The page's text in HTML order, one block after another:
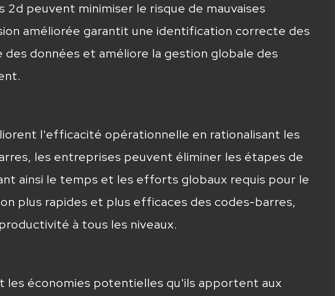
peuvent minimiser le risque de mauvaises
améliorée garantit une identification correcte des
données et améliore la gestion globale des
l'efficacité opérationnelle en rationalisant les
les entreprises peuvent éliminer les étapes de
ainsi le temps et les efforts globaux requis pour le
plus rapides et plus efficaces des codes-barres,
à tous les niveaux.
les économies potentielles qu'ils apportent aux